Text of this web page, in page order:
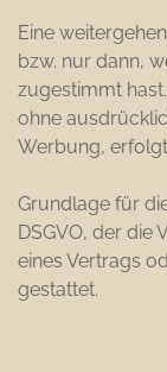
Eine
bzw. nur dann,
zugestimmt
ohne
Werbung,
Grundlage für
DSGVO, der die
eines Vertrags
gestattet.